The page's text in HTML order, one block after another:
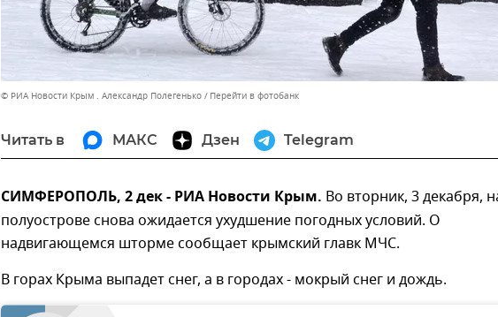
© РИА Новости Крым . Александр Полегенько Перейти в фотобанк
Читать в МАКС Дзен Telegram
СИМФЕРОПОЛЬ, 2 дек - РИА Новости Крым. Во вторник, 3 декабря,
полуострове снова ожидается ухудшение погодных условий. О
надвигающемся шторме сообщает крымский главк МЧС.
В горах Крыма выпадет снег, а в городах - мокрый снег и дождь.